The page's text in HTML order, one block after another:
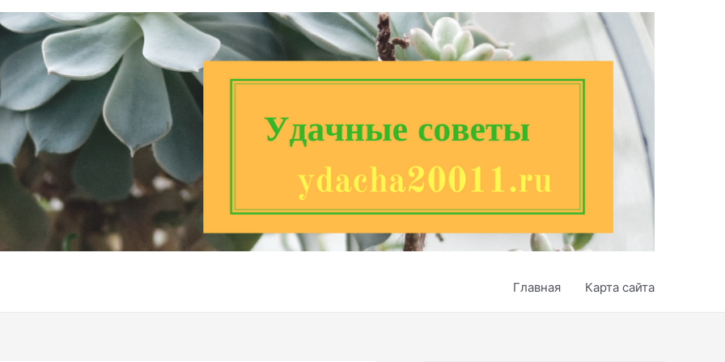
Главная Карта сайта